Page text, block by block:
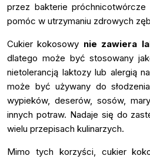
przez bakterie
pomóc w utrzymaniu zdrowych
Cukier kokosowy nie zawiera
dlatego może być stosowany
nietolerancją laktozy lub alergią
może być używany do
wypieków, deserów, sosów,
innych potraw. Nadaje się do
wielu przepisach kulinarzych.
Mimo tych korzyści, cukier